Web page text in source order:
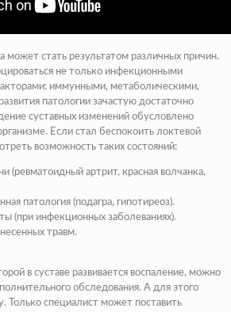
может стать результатом различных причин.
не только инфекционными
иммунными, метаболическими,
патологии зачастую достаточно
суставных изменений обусловлено
Если стал беспокоить локтевой
возможность таких состояний:
(ревматоидный артрит, красная волчанка,
патология (подагра, гипотиреоз).
(при инфекционных заболеваниях).
травм.
в суставе развивается воспаление, можно
обследования. А для этого
Только специалист может поставить